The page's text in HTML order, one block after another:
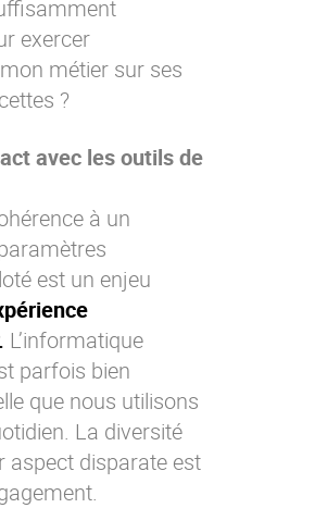
exercer
métier sur ses
?
avec les outils de
à un
est un enjeu
L’informatique
parfois bien
que nous utilisons
La diversité
aspect disparate est